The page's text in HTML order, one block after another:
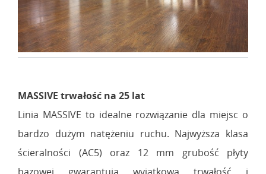
MASSIVE trwałość na 25 lat
Linia MASSIVE to idealne rozwiązanie dla miejsc o
bardzo dużym natężeniu ruchu. Najwyższa klasa
ścieralności (AC5) oraz 12 mm grubość płyty